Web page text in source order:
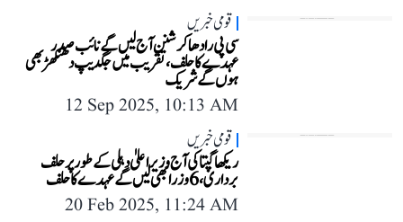
قومی خبریں
سی پی رادھا کرشنن آج لیں گے نائب صدر
عہدے کا حلف، تقریب میں جگدیپ دھنکھڑ بھی
ہوں گے شریک
12 Sep 2025, 10:13 AM
قومی خبریں
ریکھا گپتا کی آج وزیر اعلیٰ دہلی کے طور پر حلف
برداری، 6 وزرا بھی لیں گے عہدے کا حلف
20 Feb 2025, 11:24 AM